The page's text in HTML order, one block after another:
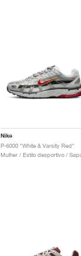
Nike
P-6000 "White & Varsity Red"